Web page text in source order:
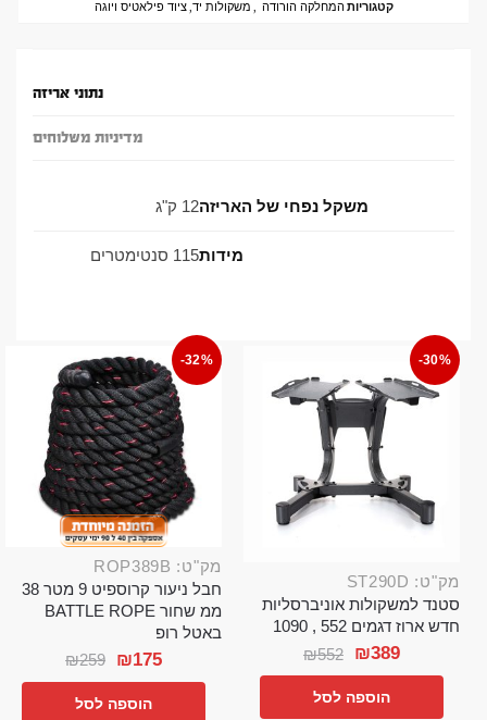
קטגוריות המחלקה הורודה , משקולות יד,ציוד פילאטיס ויוגה
נתוני אריזה
מדיניות משלוחים
משקל נפחי של האריזה12 ק"ג
מידות115 סנטימטרים
-30%
מק"ט: ST290D
סטנד למשקולות אוניברסליות
חדש ארוז דגמים 552 , 1090
₪552 ₪389
הוספה לסל
-32%
מק"ט: ROP389B
חבל ניעור קרוספיט 9 מטר 38
ממ שחור BATTLE ROPE
באטל רופ
₪259 ₪175
הוספה לסל